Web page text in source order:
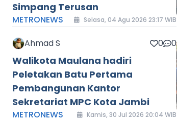
Simpang Terusan
METRONEWS Selasa, 04 Agu 2026 23:17 WIB
Ahmad S 0 0
Walikota Maulana hadiri
Peletakan Batu Pertama
Pembangunan Kantor
Sekretariat MPC Kota Jambi
METRONEWS Kamis, 30 Jul 2026 20:04 WIB